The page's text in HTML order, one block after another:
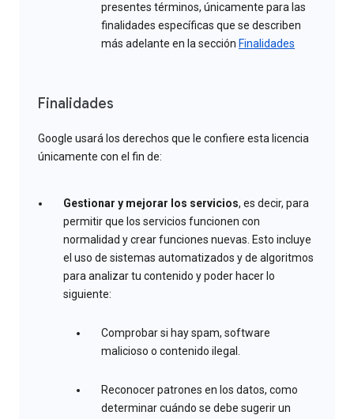
presentes términos, únicamente para las
finalidades específicas que se describen
más adelante en la sección Finalidades
Finalidades
Google usará los derechos que le confiere esta licencia
únicamente con el fin de:
Gestionar y mejorar los servicios, es decir, para
permitir que los servicios funcionen con
normalidad y crear funciones nuevas. Esto incluye
el uso de sistemas automatizados y de algoritmos
para analizar tu contenido y poder hacer lo
siguiente:
Comprobar si hay spam, software
malicioso o contenido ilegal.
Reconocer patrones en los datos, como
determinar cuándo se debe sugerir un